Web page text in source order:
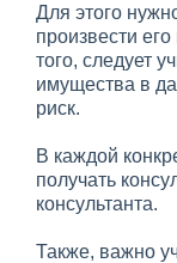
Для этого
произвести
того, следует
имущества в
риск.
В каждой
получать
консультанта.
Также, важно